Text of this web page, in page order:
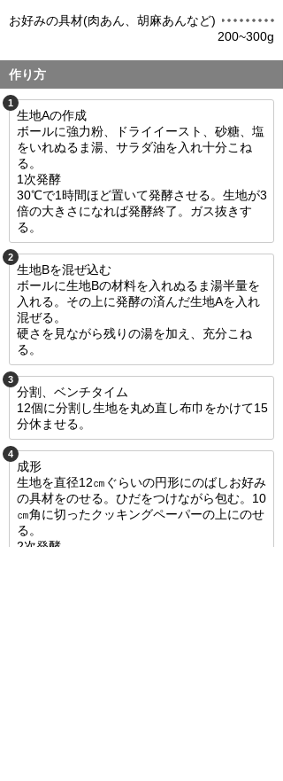
お好みの具材(肉あん、胡麻あんなど)
200~300g
作り方
1
生地Aの作成
ボールに強力粉、ドライイースト、砂糖、塩
をいれぬるま湯、サラダ油を入れ十分こね
る。
1次発酵
30℃で1時間ほど置いて発酵させる。生地が3
倍の大きさになれば発酵終了。ガス抜きす
る。
2
生地Bを混ぜ込む
ボールに生地Bの材料を入れぬるま湯半量を
入れる。その上に発酵の済んだ生地Aを入れ
混ぜる。
硬さを見ながら残りの湯を加え、充分こね
る。
3
分割、ベンチタイム
12個に分割し生地を丸め直し布巾をかけて15
分休ませる。
4
成形
生地を直径12㎝ぐらいの円形にのばしお好み
の具材をのせる。ひだをつけながら包む。10
㎝角に切ったクッキングペーパーの上にのせ
る。
2次発酵